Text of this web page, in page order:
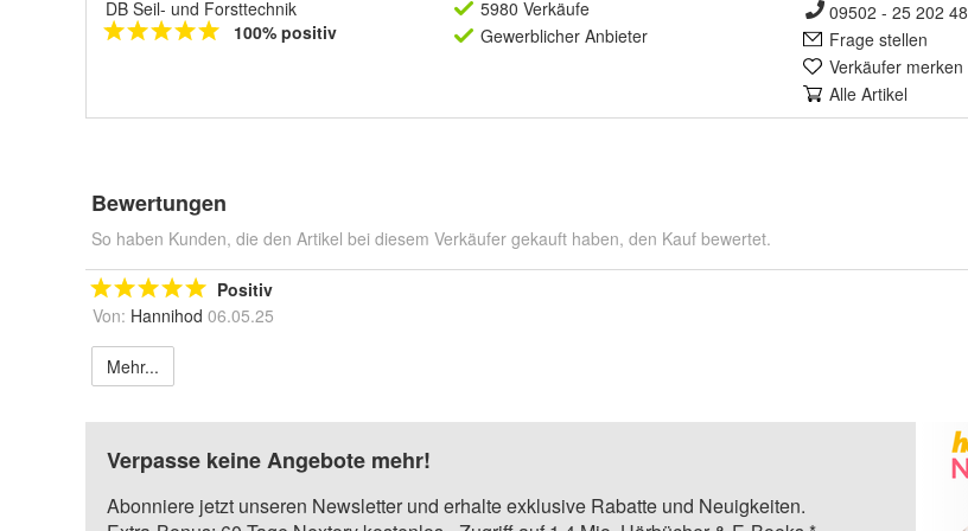
DB Seil- und Forsttechnik
100% positiv
5980 Verkäufe
Gewerblicher Anbieter
09502 - 25 202 48
Frage stellen
Verkäufer merken
Alle Artikel
Bewertungen
So haben Kunden, die den Artikel bei diesem Verkäufer gekauft haben, den Kauf bewertet.
Positiv
Von: Hannihod 06.05.25
Mehr...
Verpasse keine Angebote mehr!
Abonniere jetzt unseren Newsletter und erhalte exklusive Rabatte und Neuigkeiten.